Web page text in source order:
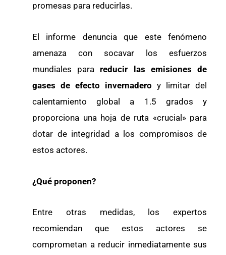
promesas para reducirlas.
El informe denuncia que este fenómeno
amenaza con socavar los esfuerzos
mundiales para reducir las emisiones de
gases de efecto invernadero y limitar del
calentamiento global a 1.5 grados y
proporciona una hoja de ruta «crucial» para
dotar de integridad a los compromisos de
estos actores.
¿Qué proponen?
Entre otras medidas, los expertos
recomiendan que estos actores se
comprometan a reducir inmediatamente sus